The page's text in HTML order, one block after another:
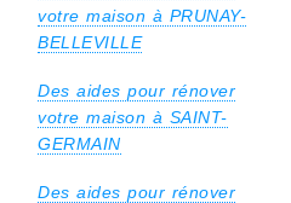
votre maison à PRUNAY-
BELLEVILLE
Des aides pour rénover
votre maison à SAINT-
GERMAIN
Des aides pour rénover